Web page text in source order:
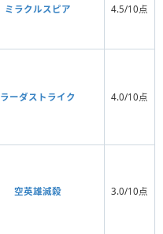
ミラクルスピア 4.5/10点
ラーダストライク 4.0/10点
空英雄滅殺 3.0/10点